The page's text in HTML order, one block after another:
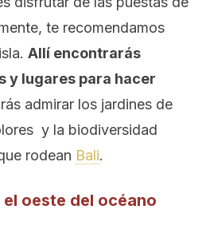
te recomendamos
Allí encontrarás
y lugares para hacer
admirar los jardines de
y la biodiversidad
rodean Bali.
el oeste del océano